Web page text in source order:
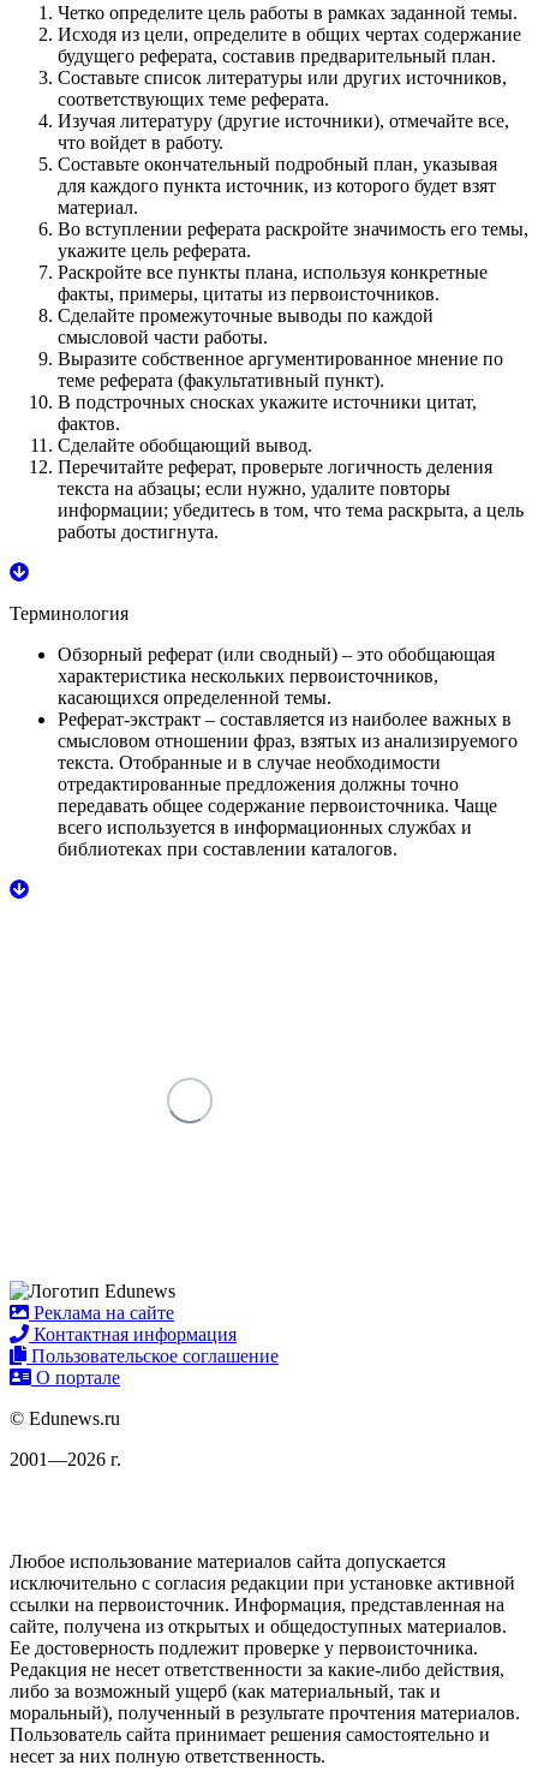
Четко определите цель работы в рамках заданной темы.
Исходя из цели, определите в общих чертах содержание
будущего реферата, составив предварительный план.
Составьте список литературы или других источников,
соответствующих теме реферата.
Изучая литературу (другие источники), отмечайте все,
что войдет в работу.
Составьте окончательный подробный план, указывая
для каждого пункта источник, из которого будет взят
материал.
Во вступлении реферата раскройте значимость его темы,
укажите цель реферата.
Раскройте все пункты плана, используя конкретные
факты, примеры, цитаты из первоисточников.
Сделайте промежуточные выводы по каждой
смысловой части работы.
Выразите собственное аргументированное мнение по
теме реферата (факультативный пункт).
В подстрочных сносках укажите источники цитат,
фактов.
Сделайте обобщающий вывод.
Перечитайте реферат, проверьте логичность деления
текста на абзацы; если нужно, удалите повторы
информации; убедитесь в том, что тема раскрыта, а цель
работы достигнута.
Терминология
Обзорный реферат (или сводный) – это обобщающая
характеристика нескольких первоисточников,
касающихся определенной темы.
Реферат-экстракт – составляется из наиболее важных в
смысловом отношении фраз, взятых из анализируемого
текста. Отобранные и в случае необходимости
отредактированные предложения должны точно
передавать общее содержание первоисточника. Чаще
всего используется в информационных службах и
библиотеках при составлении каталогов.
Реклама на сайте
Контактная информация
Пользовательское соглашение
О портале
© Edunews.ru
2001—2026 г.
Любое использование материалов сайта допускается
исключительно с согласия редакции при установке активной
ссылки на первоисточник. Информация, представленная на
сайте, получена из открытых и общедоступных материалов.
Ее достоверность подлежит проверке у первоисточника.
Редакция не несет ответственности за какие-либо действия,
либо за возможный ущерб (как материальный, так и
моральный), полученный в результате прочтения материалов.
Пользователь сайта принимает решения самостоятельно и
несет за них полную ответственность.